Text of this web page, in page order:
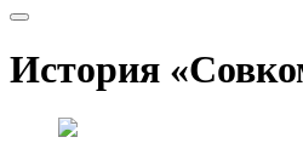
История